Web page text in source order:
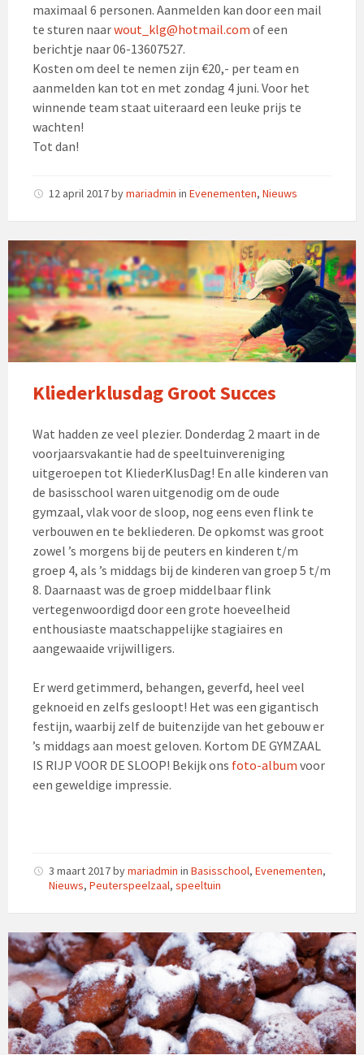
maximaal 6 personen. Aanmelden kan door een mail
te sturen naarwout_klg@hotmail.com of een
berichtje naar 06-13607527.
Kosten om deel te nemen zijn €20,- per team en
aanmelden kan tot en met zondag 4 juni. Voor het
winnende team staat uiteraard een leuke prijs te
wachten!
Tot dan!
12 april 2017bymariadmin in Evenementen, Nieuws
Kliederklusdag Groot Succes
Wat hadden ze veel plezier. Donderdag 2 maart in de
voorjaarsvakantie had de speeltuinvereniging
uitgeroepen tot KliederKlusDag! En alle kinderen van
de basisschool waren uitgenodig om de oude
gymzaal, vlak voor de sloop, nog eens even flink te
verbouwen en te bekliederen. De opkomst was groot
zowel ’s morgens bij de peuters en kinderen t/m
groep 4, als ’s middags bij de kinderen van groep 5 t/m
8. Daarnaast was de groep middelbaar flink
vertegenwoordigd door een grote hoeveelheid
enthousiaste maatschappelijke stagiaires en
aangewaaide vrijwilligers.
Er werd getimmerd, behangen, geverfd, heel veel
geknoeid en zelfs gesloopt! Het was een gigantisch
festijn, waarbij zelf de buitenzijde van het gebouw er
’s middags aan moest geloven. Kortom DE GYMZAAL
IS RIJP VOOR DE SLOOP! Bekijk ons foto-album voor
een geweldige impressie.
3 maart 2017bymariadmin in Basisschool, Evenementen,
Nieuws, Peuterspeelzaal, speeltuin